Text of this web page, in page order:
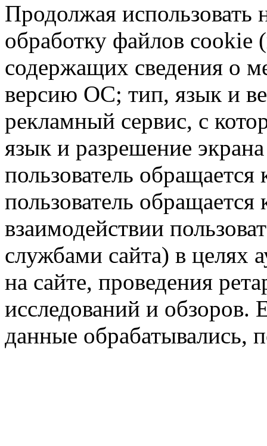
Продолжая использовать
обработку файлов cookie
содержащих сведения о
версию ОС; тип, язык и
рекламный сервис, с
язык и разрешение
пользователь обращается
пользователь обращается
взаимодействии
службами сайта) в целях
на сайте, проведения
исследований и обзоров.
данные обрабатывались,